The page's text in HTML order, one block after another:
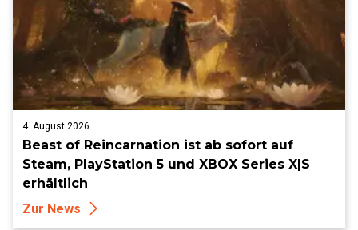
4. August 2026
Beast of Reincarnation ist ab sofort auf
Steam, PlayStation 5 und XBOX Series X|S
erhältlich
Zur News